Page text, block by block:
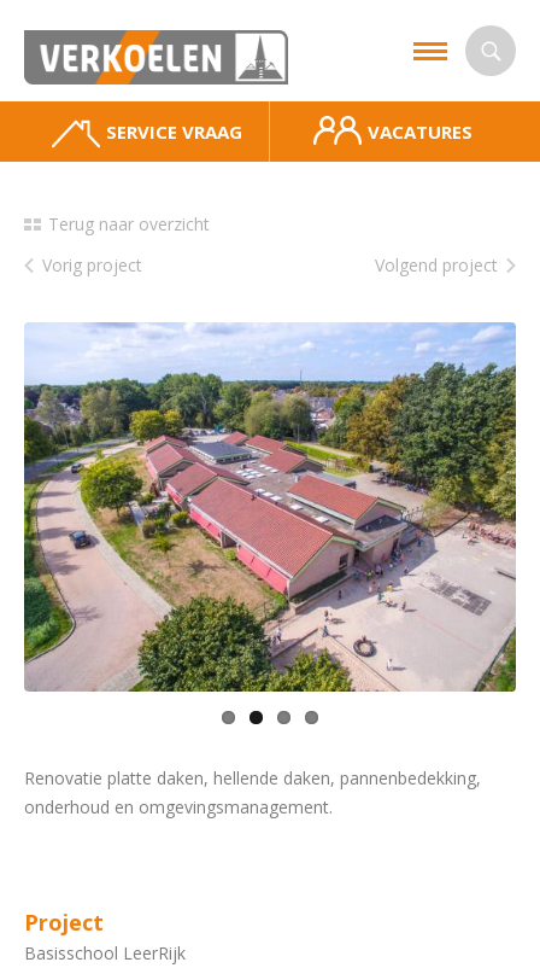
SERVICE VRAAG VACATURES
Terug naar overzicht
Vorig project
Volgend project
Renovatie platte daken, hellende daken, pannenbedekking,
onderhoud en omgevingsmanagement.
Project
Basisschool LeerRijk